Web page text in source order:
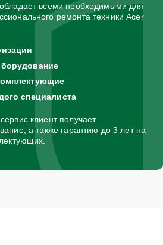
всеми необходимыми для
ремонта техники Acer
специалиста
клиент получает
а также гарантию до 3 лет на